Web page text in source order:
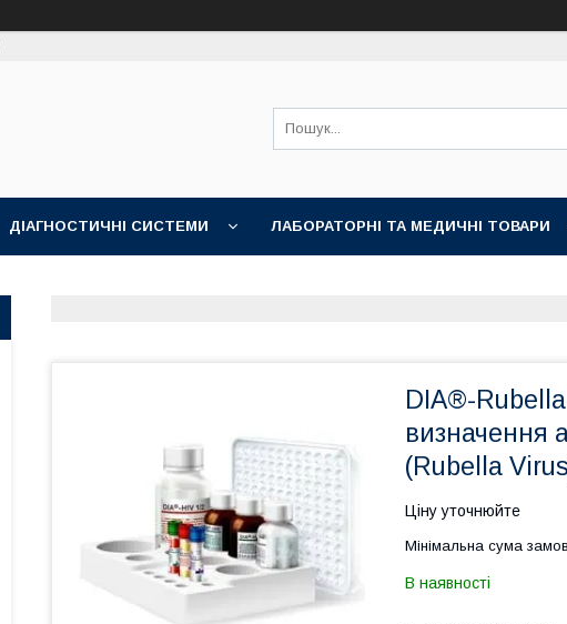
ДІАГНОСТИЧНІ СИСТЕМИ ЛАБОРАТОРНІ ТА МЕДИЧНІ ТОВАРИ
DIA®-
визначення
(Rubella
Ціну уточнюйте
Мінімальна сума
В наявності